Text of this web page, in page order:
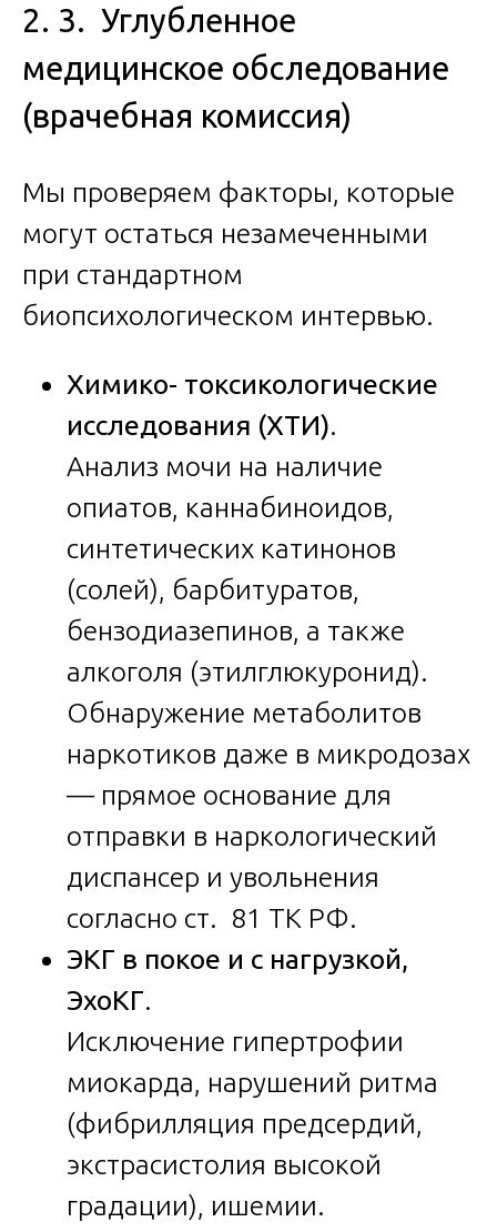
2. 3. Углубленное
медицинское обследование
(врачебная комиссия)
Мы проверяем факторы, которые
могут остаться незамеченными
при стандартном
биопсихологическом интервью.
Химико- токсикологические
исследования (ХТИ).
Анализ мочи на наличие
опиатов, каннабиноидов,
синтетических катинонов
(солей), барбитуратов,
бензодиазепинов, а также
алкоголя (этилглюкуронид).
Обнаружение метаболитов
наркотиков даже в микродозах
— прямое основание для
отправки в наркологический
диспансер и увольнения
согласно ст. 81 ТК РФ.
ЭКГ в покое и с нагрузкой,
ЭхоКГ.
Исключение гипертрофии
миокарда, нарушений ритма
(фибрилляция предсердий,
экстрасистолия высокой
градации), ишемии.